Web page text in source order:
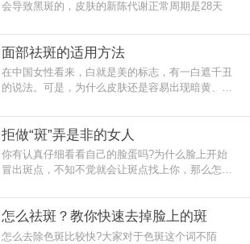
会导致黑斑的，皮肤的新陈代谢正常周期是28天
面部祛斑的适用方法
在中国女性看来，白就是美的标志，有一白遮千丑
的说法。可是，为什么皮肤还是容易出现暗黄、毛
容易变得暗
拒做“斑”弄是非的女人
你有认真仔细看看自己的脸蛋吗?为什么脸上开始
冒出斑点，不知不觉就会让斑点找上你，那么怎么
怎么祛斑？教你快速去掉脸上的斑
怎么去除色斑比较快?大家对于色斑这个词不陌